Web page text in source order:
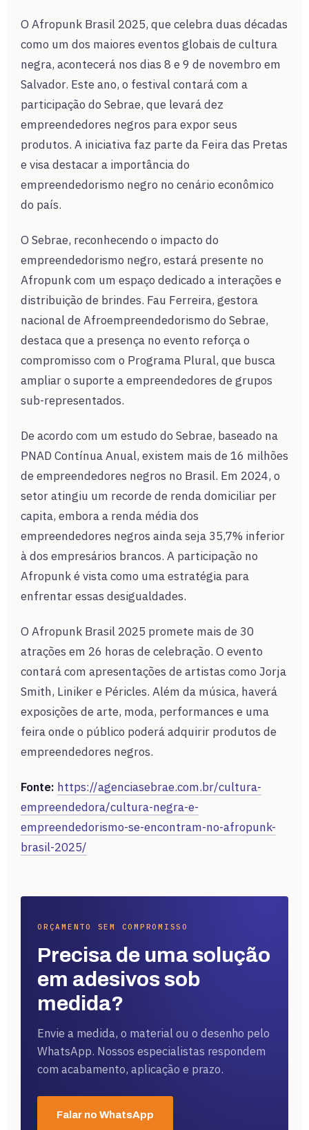
O Afropunk Brasil 2025, que celebra duas décadas
como um dos maiores eventos globais de cultura
negra, acontecerá nos dias 8 e 9 de novembro em
Salvador. Este ano, o festival contará com a
participação do Sebrae, que levará dez
empreendedores negros para expor seus
produtos. A iniciativa faz parte da Feira das Pretas
e visa destacar a importância do
empreendedorismo negro no cenário econômico
do país.
O Sebrae, reconhecendo o impacto do
empreendedorismo negro, estará presente no
Afropunk com um espaço dedicado a interações e
distribuição de brindes. Fau Ferreira, gestora
nacional de Afroempreendedorismo do Sebrae,
destaca que a presença no evento reforça o
compromisso com o Programa Plural, que busca
ampliar o suporte a empreendedores de grupos
sub-representados.
De acordo com um estudo do Sebrae, baseado na
PNAD Contínua Anual, existem mais de 16 milhões
de empreendedores negros no Brasil. Em 2024, o
setor atingiu um recorde de renda domiciliar per
capita, embora a renda média dos
empreendedores negros ainda seja 35,7% inferior
à dos empresários brancos. A participação no
Afropunk é vista como uma estratégia para
enfrentar essas desigualdades.
O Afropunk Brasil 2025 promete mais de 30
atrações em 26 horas de celebração. O evento
contará com apresentações de artistas como Jorja
Smith, Liniker e Péricles. Além da música, haverá
exposições de arte, moda, performances e uma
feira onde o público poderá adquirir produtos de
empreendedores negros.
Fonte: https://agenciasebrae.com.br/cultura-
empreendedora/cultura-negra-e-
empreendedorismo-se-encontram-no-afropunk-
brasil-2025/
ORÇAMENTO SEM COMPROMISSO
Precisa de uma solução
em adesivos sob
medida?
Envie a medida, o material ou o desenho pelo
WhatsApp. Nossos especialistas respondem
com acabamento, aplicação e prazo.
Falar no WhatsApp